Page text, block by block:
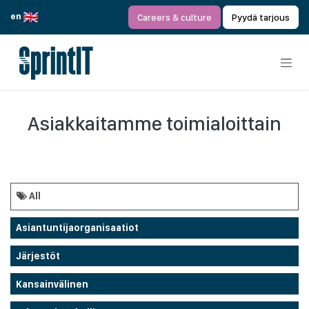
en
Careers & culture Pyydä tarjous
Asiakkaitamme toimialoittain
All
Asiantuntijaorganisaatiot
Järjestöt
Kansainvälinen